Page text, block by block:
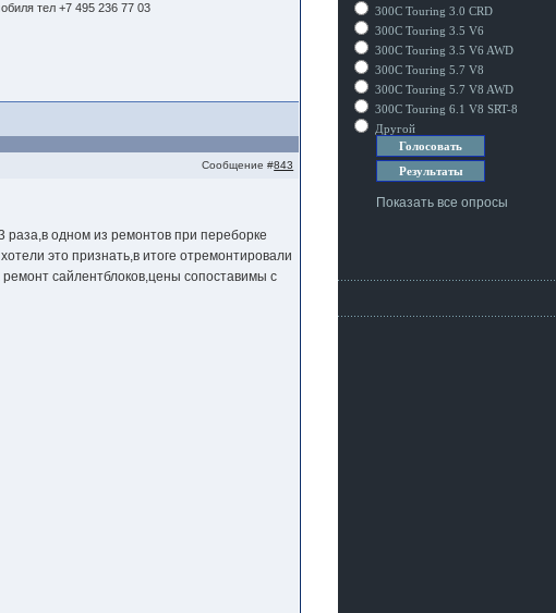
тел +7 495 236 77 03
Сообщение #843
одном из ремонтов при переборке
это признать,в итоге отремонтировали
сайлентблоков,цены сопоставимы с
300C Touring 3.0 CRD
300C Touring 3.5 V6
300C Touring 3.5 V6 AWD
300C Touring 5.7 V8
300C Touring 5.7 V8 AWD
300C Touring 6.1 V8 SRT-8
Другой
Показать все опросы